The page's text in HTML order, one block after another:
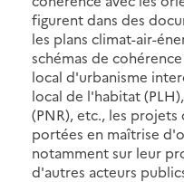
figurent dans des
les plans climat-air-
schémas de
local d'urbanisme
local de l'habitat
(PNR), etc., les
portées en maîtrise
notamment sur leur
d'autres acteurs